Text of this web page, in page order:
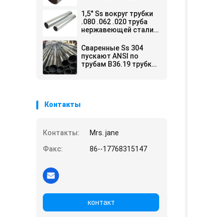
сваренная круглая
1,5" Ss вокруг трубки
.080 .062 .020 труба
нержавеющей стали
дюймов 5/8" 5
дюймов
Сваренные Ss 304
пускают ANSI по
трубам B36.19 трубки
Контакты
Контакты:
Mrs. jane
Факс:
86--17768315147
контакт